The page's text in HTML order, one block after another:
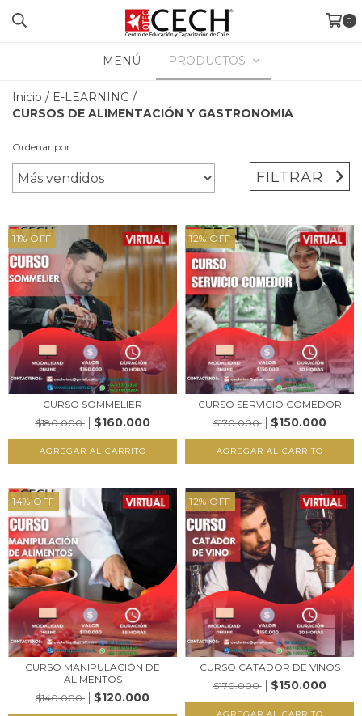
0
MENÚ PRODUCTOS
Inicio / E-LEARNING /
CURSOS DE ALIMENTACIÓN Y GASTRONOMIA
Ordenar por
FILTRAR
11% OFF
CURSO SOMMELIER
$180.000
$160.000
12% OFF
CURSO SERVICIO COMEDOR
$170.000
$150.000
14% OFF
CURSO MANIPULACIÓN DE
ALIMENTOS
$140.000
$120.000
12% OFF
CURSO CATADOR DE VINOS
$170.000
$150.000